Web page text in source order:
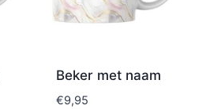
Beker met naam
€9,95